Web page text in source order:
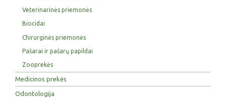
Veterinarinės priemonės
Biocidai
Chirurginės priemonės
Pašarai ir pašarų papildai
Zooprekės
Medicinos prekės
Odontologija